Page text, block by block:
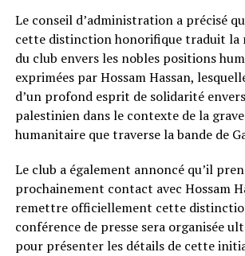
Le conseil d’administration a précisé
cette distinction honorifique traduit la
du club envers les nobles positions
exprimées par Hossam Hassan,
d’un profond esprit de solidarité
palestinien dans le contexte de la
humanitaire que traverse la bande de
Le club a également annoncé qu’il
prochainement contact avec Hossam
remettre officiellement cette
conférence de presse sera organisée
pour présenter les détails de cette